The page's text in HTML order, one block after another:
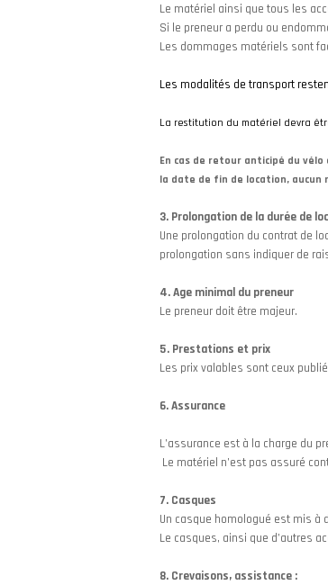
Le matériel ainsi que tous les
Si le preneur a perdu ou
Les dommages matériels sont
Les modalités de transport
La restitution du matériel devra
En cas de retour anticipé du vélo
la date de fin de location, aucun
3. Prolongation de la durée de
Une prolongation du contrat de
prolongation sans indiquer de
4. Age minimal du preneur
Le preneur doit être majeur.
5. Prestations et prix
Les prix valables sont ceux
6. Assurance
L’assurance est à la charge du
Le matériel n’est pas assuré
7. Casques
Un casque homologué est mis à
Le casques, ainsi que d’autres
8. Crevaisons, assistance :